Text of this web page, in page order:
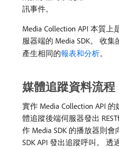
訊事件。
Media Collection API 本質
服器端的 Media SDK。 收
產生相同的報表和分析。
媒體追蹤資料流程
實作 Media Collection API
體追蹤後端伺服器發出
作 Media SDK 的播放器則
SDK API 發出追蹤呼叫。 透